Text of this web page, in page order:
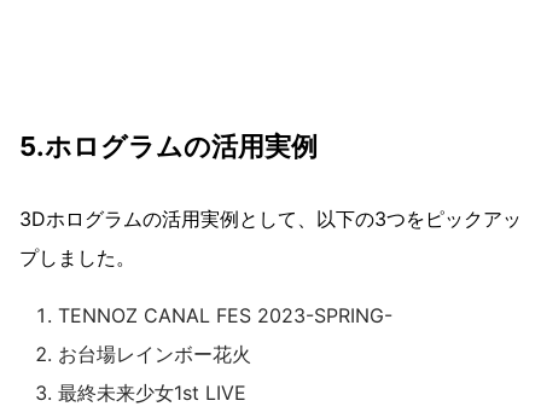
5.ホログラムの活用実例
3Dホログラムの活用実例として、以下の3つをピックアッ
プしました。
TENNOZ CANAL FES 2023-SPRING-
お台場レインボー花火
最終未来少女1st LIVE